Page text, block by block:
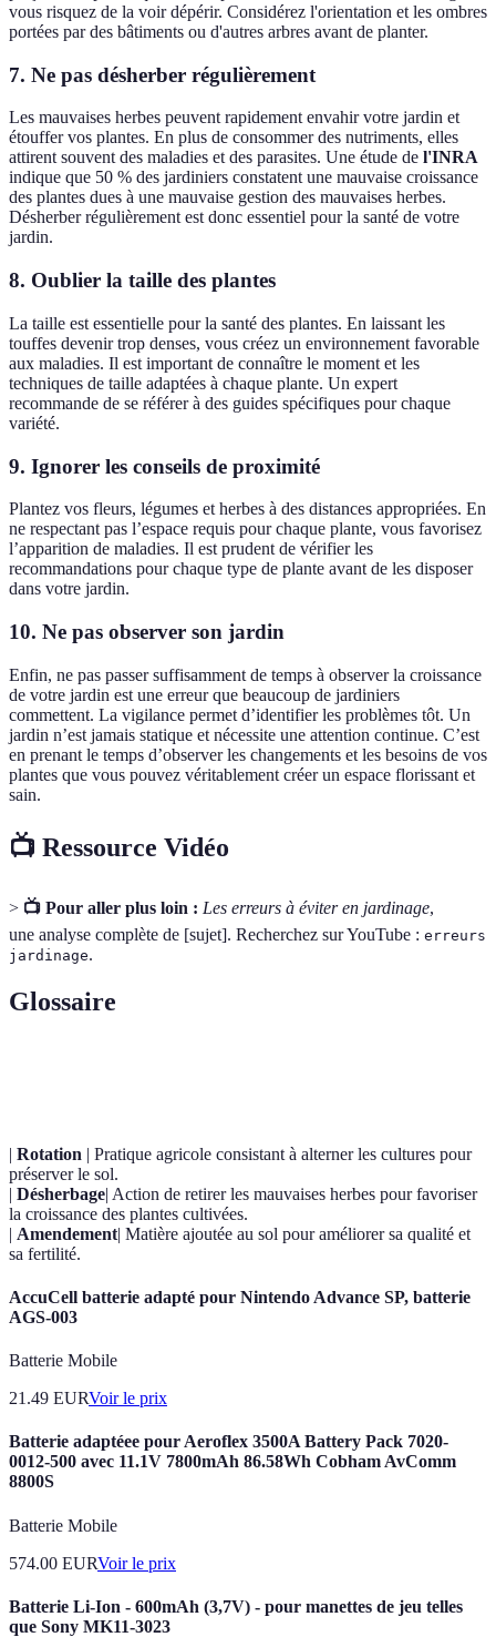
vous risquez de la voir dépérir. Considérez l'orientation et les ombres
portées par des bâtiments ou d'autres arbres avant de planter.
7. Ne pas désherber régulièrement
Les mauvaises herbes peuvent rapidement envahir votre jardin et
étouffer vos plantes. En plus de consommer des nutriments, elles
attirent souvent des maladies et des parasites. Une étude de l'INRA
indique que 50 % des jardiniers constatent une mauvaise croissance
des plantes dues à une mauvaise gestion des mauvaises herbes.
Désherber régulièrement est donc essentiel pour la santé de votre
jardin.
8. Oublier la taille des plantes
La taille est essentielle pour la santé des plantes. En laissant les
touffes devenir trop denses, vous créez un environnement favorable
aux maladies. Il est important de connaître le moment et les
techniques de taille adaptées à chaque plante. Un expert
recommande de se référer à des guides spécifiques pour chaque
variété.
9. Ignorer les conseils de proximité
Plantez vos fleurs, légumes et herbes à des distances appropriées. En
ne respectant pas l’espace requis pour chaque plante, vous favorisez
l’apparition de maladies. Il est prudent de vérifier les
recommandations pour chaque type de plante avant de les disposer
dans votre jardin.
10. Ne pas observer son jardin
Enfin, ne pas passer suffisamment de temps à observer la croissance
de votre jardin est une erreur que beaucoup de jardiniers
commettent. La vigilance permet d’identifier les problèmes tôt. Un
jardin n’est jamais statique et nécessite une attention continue. C’est
en prenant le temps d’observer les changements et les besoins de vos
plantes que vous pouvez véritablement créer un espace florissant et
sain.
📺 Ressource Vidéo
> 📺 Pour aller plus loin : Les erreurs à éviter en jardinage,
une analyse complète de [sujet]. Recherchez sur YouTube : erreurs
jardinage.
Glossaire
| Rotation | Pratique agricole consistant à alterner les cultures pour
préserver le sol.
| Désherbage| Action de retirer les mauvaises herbes pour favoriser
la croissance des plantes cultivées.
| Amendement| Matière ajoutée au sol pour améliorer sa qualité et
sa fertilité.
AccuCell batterie adapté pour Nintendo Advance SP, batterie
AGS-003
Batterie Mobile
21.49 EURVoir le prix
Batterie adaptéee pour Aeroflex 3500A Battery Pack 7020-
0012-500 avec 11.1V 7800mAh 86.58Wh Cobham AvComm
8800S
Batterie Mobile
574.00 EURVoir le prix
Batterie Li-Ion - 600mAh (3,7V) - pour manettes de jeu telles
que Sony MK11-3023